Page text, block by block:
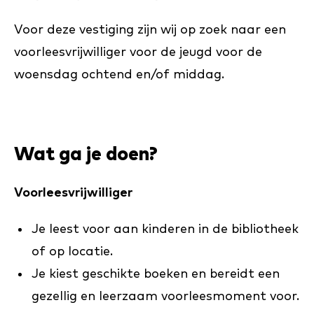
Voor deze vestiging zijn wij op zoek naar een
voorleesvrijwilliger voor de jeugd voor de
woensdag ochtend en/of middag.
Wat ga je doen?
Voorleesvrijwilliger
Je leest voor aan kinderen in de bibliotheek
of op locatie.
Je kiest geschikte boeken en bereidt een
gezellig en leerzaam voorleesmoment voor.